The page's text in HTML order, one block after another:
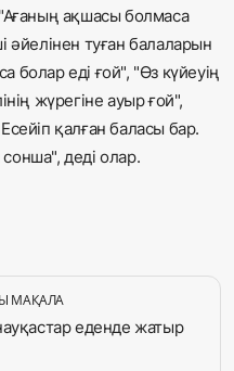
ақшасы болмаса
әйелінен туған балаларын
болар еді ғой", "Өз күйеуің
жүрегіне ауыр ғой",
қалған баласы бар.
деді олар.
МАҚАЛА
еденде жатыр